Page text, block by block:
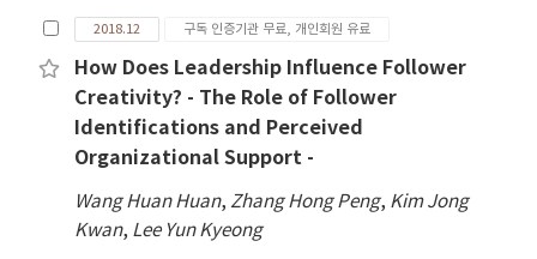
적통제소재 (Internal Locus of Control) 가 능동
적인 직업 행동 (Proactive Career Behaviors) 들
을 실현 할 것 이라고 가설 하고 있다 (N=238). 결과
를 종합해 보자면 미래의 직업세계에는 자신들의 대
한 분명한 표현과 미래 직업의 적극적인 소유욕을 유
다.
2018.12 구독 인증기관 무료, 개인회원 유료
How Does Leadership Influence Follower
Creativity? - The Role of Follower
Identifications and Perceived
Organizational Support -
Wang Huan Huan, Zhang Hong Peng, Kim Jong
Kwan, Lee Yun Kyeong